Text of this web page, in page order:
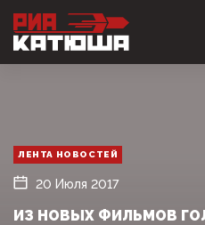
ЛЕНТА НОВОСТЕЙ
20 Июля 2017
ИЗ НОВЫХ ФИЛЬМОВ